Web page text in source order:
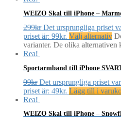
WEIZO Skal till iPhone –
299kr Det ursprungliga priset
priset är: 99kr. Välj alternativ
varianter. De olika alternativen
Rea!
Sportarmband till iPhone
99kr Det ursprungliga priset
priset är: 49kr. Lägg till i
Rea!
WEIZO Skal till iPhone –